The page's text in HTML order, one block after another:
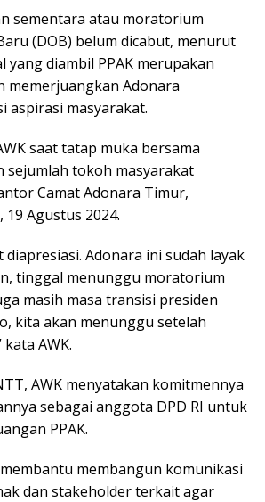
sementara atau moratorium
(DOB) belum dicabut, menurut
yang diambil PPAK merupakan
memerjuangkan Adonara
aspirasi masyarakat.
saat tatap muka bersama
sejumlah tokoh masyarakat
Camat Adonara Timur,
19 Agustus 2024.
Adonara ini sudah layak
tinggal menunggu moratorium
masih masa transisi presiden
kita akan menunggu setelah
AWK.
AWK menyatakan komitmennya
sebagai anggota DPD RI untuk
PPAK.
membangun komunikasi
dan stakeholder terkait agar